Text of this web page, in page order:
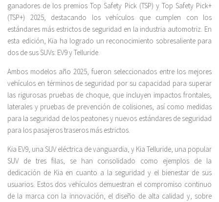
ganadores de los premios Top Safety Pick (TSP) y Top Safety Pick+
(TSP+) 2025, destacando los vehículos que cumplen con los
estándares más estrictos de seguridad en la industria automotriz. En
esta edición, Kia ha logrado un reconocimiento sobresaliente para
dos de sus SUVs: EV9 y Telluride.
Ambos modelos año 2025, fueron seleccionados entre los mejores
vehículos en términos de seguridad por su capacidad para superar
las rigurosas pruebas de choque, que incluyen impactos frontales,
laterales y pruebas de prevención de colisiones, así como medidas
para la seguridad de los peatones y nuevos estándares de seguridad
para los pasajeros traseros más estrictos.
Kia EV9, una SUV eléctrica de vanguardia, y Kia Telluride, una popular
SUV de tres filas, se han consolidado como ejemplos de la
dedicación de Kia en cuanto a la seguridad y el bienestar de sus
usuarios. Estos dos vehículos demuestran el compromiso continuo
de la marca con la innovación, el diseño de alta calidad y, sobre